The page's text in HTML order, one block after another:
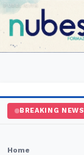
PUBBLICITÀ
BREAKING NEWS
Palermo, maxi
Home